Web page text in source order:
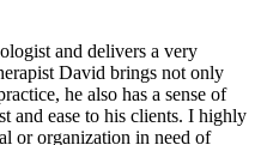
and delivers a very
David brings not only
he also has a sense of
and ease to his clients. I highly
or organization in need of